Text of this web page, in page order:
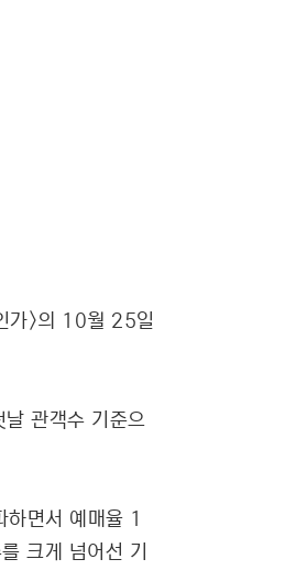
가>의 10월 25일
관객수 기준으
면서 예매율 1
크게 넘어선 기